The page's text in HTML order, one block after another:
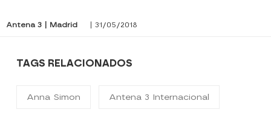
Antena 3 | Madrid | 31/05/2018
TAGS RELACIONADOS
Anna Simon Antena 3 Internacional